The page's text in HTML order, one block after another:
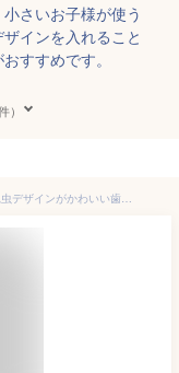
さいお子様が使う
インを入れること
すすめです。
）
名入れ 名前入り コップ ”透明プラスチック製 昆虫デザインがかわいい歯磨きコップ” 昆虫 入園入学 歯ブラシ キャラ デザインコーデできる コップ袋 子供 キッズ 男の子 女の子 保育園 幼稚園 オリジナル Stylish! クリスマスプレゼント 子ども 孫